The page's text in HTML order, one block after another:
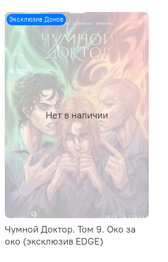
Нет в наличии
Эксклюзив Донов
Чумной Доктор. Том 9. Око за
око (эксклюзив EDGE)